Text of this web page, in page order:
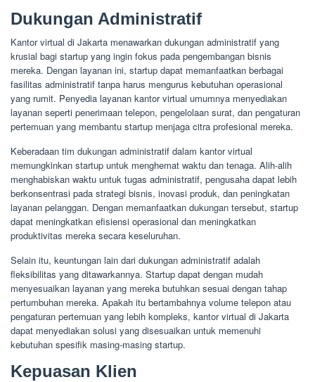
Dukungan Administratif
Kantor virtual di Jakarta menawarkan dukungan administratif yang
krusial bagi startup yang ingin fokus pada pengembangan bisnis
mereka. Dengan layanan ini, startup dapat memanfaatkan berbagai
fasilitas administratif tanpa harus mengurus kebutuhan operasional
yang rumit. Penyedia layanan kantor virtual umumnya menyediakan
layanan seperti penerimaan telepon, pengelolaan surat, dan pengaturan
pertemuan yang membantu startup menjaga citra profesional mereka.
Keberadaan tim dukungan administratif dalam kantor virtual
memungkinkan startup untuk menghemat waktu dan tenaga. Alih-alih
menghabiskan waktu untuk tugas administratif, pengusaha dapat lebih
berkonsentrasi pada strategi bisnis, inovasi produk, dan peningkatan
layanan pelanggan. Dengan memanfaatkan dukungan tersebut, startup
dapat meningkatkan efisiensi operasional dan meningkatkan
produktivitas mereka secara keseluruhan.
Selain itu, keuntungan lain dari dukungan administratif adalah
fleksibilitas yang ditawarkannya. Startup dapat dengan mudah
menyesuaikan layanan yang mereka butuhkan sesuai dengan tahap
pertumbuhan mereka. Apakah itu bertambahnya volume telepon atau
pengaturan pertemuan yang lebih kompleks, kantor virtual di Jakarta
dapat menyediakan solusi yang disesuaikan untuk memenuhi
kebutuhan spesifik masing-masing startup.
Kepuasan Klien